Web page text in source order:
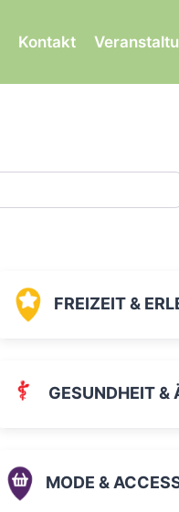
Kontakt
FREIZEIT &
GESUNDHEIT &
MODE &